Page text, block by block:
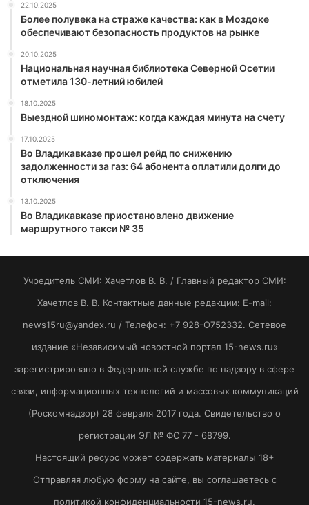
22.10.2025
Более полувека на страже качества: как в Моздоке
обеспечивают безопасность продуктов на рынке
20.10.2025
Национальная научная библиотека Северной Осетии
отметила 130-летний юбилей
18.10.2025
Выездной шиномонтаж: когда каждая минута на счету
17.10.2025
Во Владикавказе прошел рейд по снижению
задолженности за газ: 64 абонента оплатили долги до
отключения
13.10.2025
Во Владикавказе приостановлено движение
маршрутного такси № 35
Учредитель СМИ: Хaчeтлoв B. B. / Главный редактор СМИ:
Хaчeтлoв B. B. Контактные данные редакции: E-mail:
news15ru@yandex.ru / Телефон: +7 928-O752332. Сетевое
издание «Независимый новостной портал 15-news.ru»
зарегистрировано в Федеральной службе по надзору в сфере
связи, информационных технологий и массовых коммуникаций
(Роскомнадзор) 28 февраля 2017 года. Свидетельство о
регистрации ЭЛ № ФС 77 - 68799.
Настоящий ресурс может содержать материалы 18+
Отправляя любую форму на сайте, вы соглашаетесь с
политикой конфиденциальности 15-news.ru.